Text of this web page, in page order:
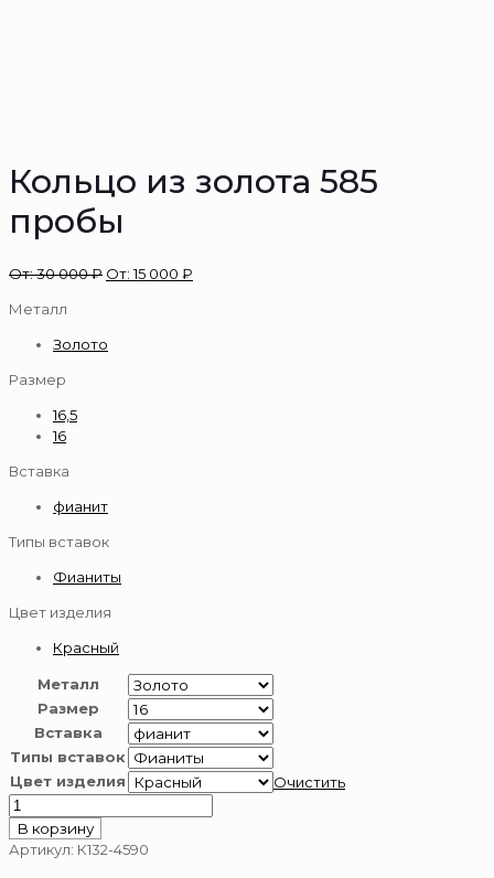
Кольцо из золота 585
пробы
От:30 000₽ От:15 000 ₽
Металл
Золото
Размер
16,5
16
Вставка
фианит
Типы вставок
Фианиты
Цвет изделия
Красный
Металл
Размер
Вставка
Типы вставок
Цвет изделия
Очистить
Количество
товара
Кольцо
В корзину
Артикул: К132-4590